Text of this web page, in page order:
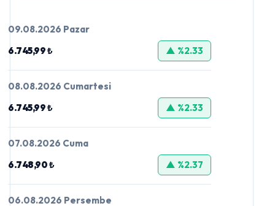
09.08.2026 Pazar
6.745,99 ₺
▲ %2.33
08.08.2026 Cumartesi
6.745,99 ₺
▲ %2.33
07.08.2026 Cuma
6.748,90 ₺
▲ %2.37
06.08.2026 Persembe